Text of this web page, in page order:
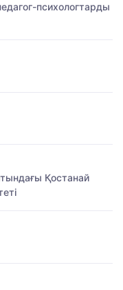
психологтарды
Қостанай